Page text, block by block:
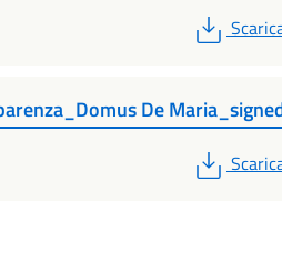
PDF
De
PDF